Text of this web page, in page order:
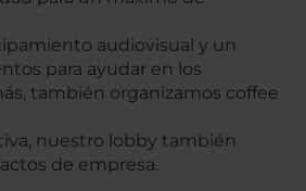
audiovisual y un
para ayudar en los
también organizamos coffee
nuestro lobby también
de empresa.